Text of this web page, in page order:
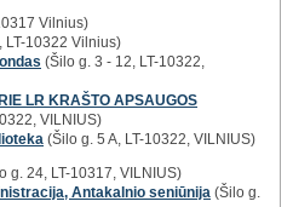
Vilnius)
LT-10322 Vilnius)
(Šilo g. 3 - 12, LT-10322,
LR KRAŠTO APSAUGOS
VILNIUS)
(Šilo g. 5 A, LT-10322, VILNIUS)
g. 24, LT-10317, VILNIUS)
Antakalnio seniūnija (Šilo g.